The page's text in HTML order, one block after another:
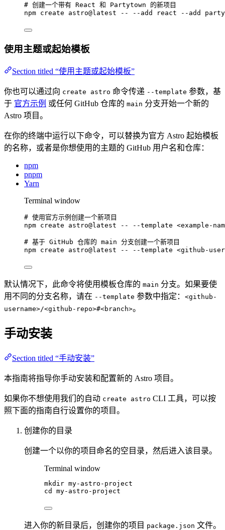
# 创建一个带有 React 和 Partytown 的新项目
npm create astro@latest -- --add react --add
使用主题或起始模板
Section titled “使用主题或起始模板”
你也可以通过向 create astro 命令传递 --template 参数，基
于 官方示例 或任何 GitHub 仓库的 main 分支开始一个新的
Astro 项目。
在你的终端中运行以下命令，可以替换为官方 Astro 起始模板
的名称，或者是你想使用的主题的 GitHub 用户名和仓库：
npm
pnpm
Yarn
Terminal window
# 使用官方示例创建一个新项目
npm create astro@latest -- --template <example-
# 基于 GitHub 仓库的 main 分支创建一个新项目
npm create astro@latest -- --template <github-
默认情况下，此命令将使用模板仓库的 main 分支。如果要使
用不同的分支名称，请在 --template 参数中指定： <github-
username>/<github-repo>#<branch>。
手动安装
Section titled “手动安装”
本指南将指导你手动安装和配置新的 Astro 项目。
如果你不想使用我们的自动 create astro CLI 工具，可以按
照下面的指南自行设置你的项目。
创建你的目录
创建一个以你的项目命名的空目录，然后进入该目录。
Terminal window
mkdir my-astro-project
cd
my-astro-project
进入你的新目录后，创建你的项目 package.json 文件。